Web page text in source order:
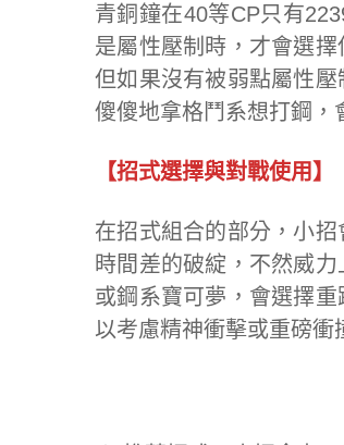
青銅鐘在40等CP只有
是屬性壓制時，才會選
但如果沒有被弱點屬性
傻傻地拿格鬥系想打鋼，
【招式選擇與對戰使用】
在招式組合的部分，小
時間差的破綻，不然威
或鋼系寶可夢，會選擇
以考慮精神衝擊或重磅衝